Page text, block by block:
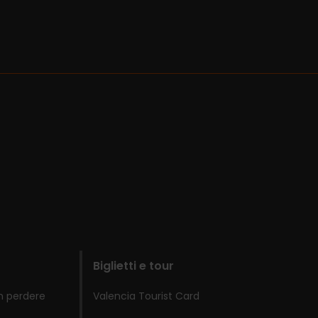
perdere
Biglietti e tour
Valencia Tourist Card